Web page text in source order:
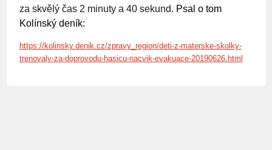
za skvělý čas 2 minuty a 40 sekund. Psal o tom
Kolínský deník:
https://kolinsky.denik.cz/zpravy_region/deti-z-materske-skolky-
trenovaly-za-doprovodu-hasicu-nacvik-evakuace-20190626.html